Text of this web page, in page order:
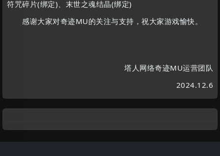
符咒碎片(绑定)、末世之魂结晶(绑定)
感谢大家对奇迹MU的关注与支持，祝大家游戏愉快。
塔人网络奇迹MU运营团队
2024.12.6